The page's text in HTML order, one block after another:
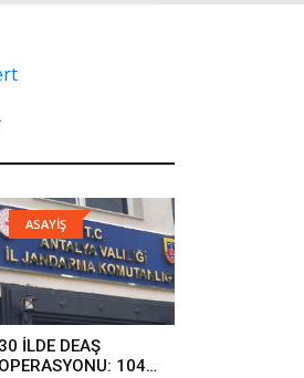
ASAYİŞ
30 İLDE DEAŞ
OPERASYONU: 104